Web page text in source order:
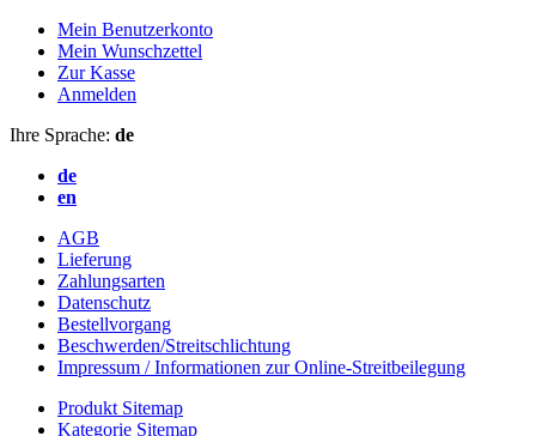
Mein Benutzerkonto
Mein Wunschzettel
Zur Kasse
Anmelden
Ihre Sprache: de
de
en
AGB
Lieferung
Zahlungsarten
Datenschutz
Bestellvorgang
Beschwerden/Streitschlichtung
Impressum / Informationen zur Online-Streitbeilegung
Produkt Sitemap
Kategorie Sitemap